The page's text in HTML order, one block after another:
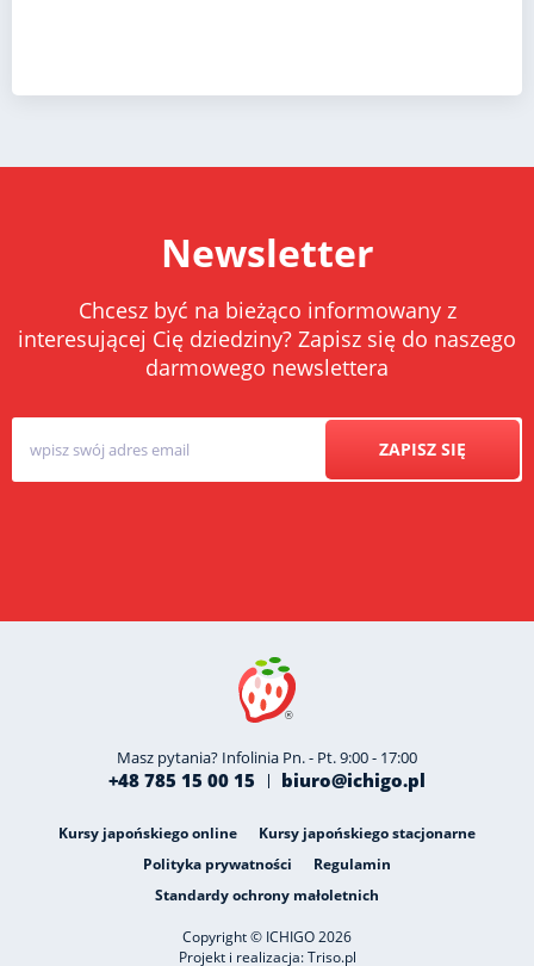
Newsletter
Chcesz być na bieżąco informowany z
interesującej Cię dziedziny? Zapisz się do naszego
darmowego newslettera
ZAPISZ SIĘ
Masz pytania? Infolinia Pn. - Pt. 9:00 - 17:00
+48 785 15 00 15 biuro@ichigo.pl
Kursy japońskiego online
Kursy japońskiego stacjonarne
Polityka prywatności
Regulamin
Standardy ochrony małoletnich
Copyright © ICHIGO 2026
Projekt i realizacja:Triso.pl